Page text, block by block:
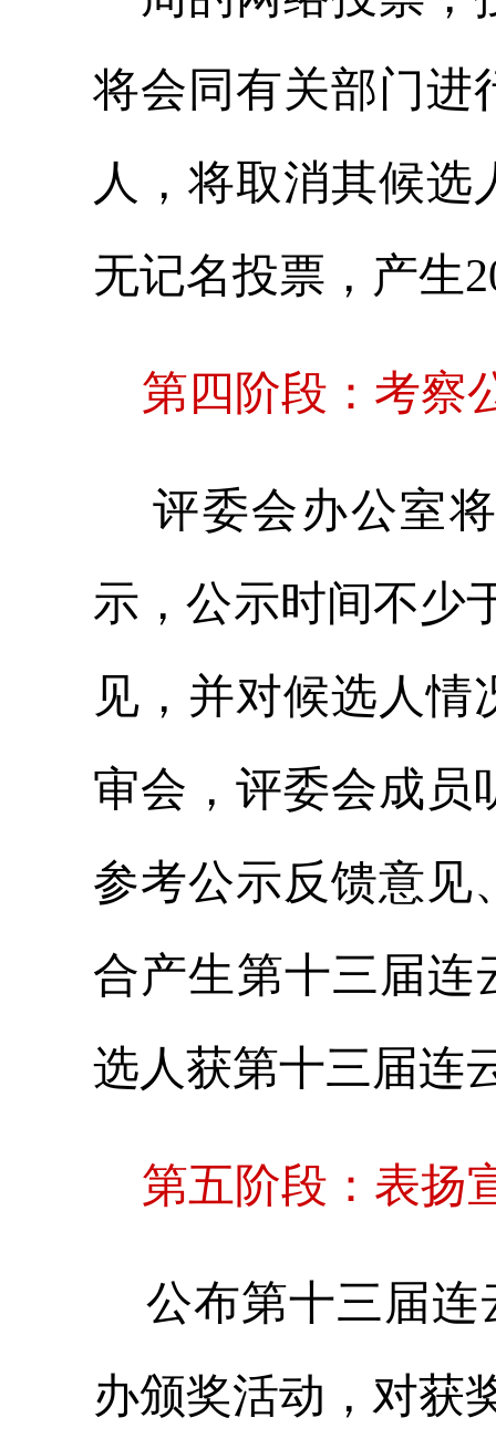
将会同有关部门进
人，将取消其候
无记名投票，产生
第四阶段：考察
评委会办公室将
示，公示时间不少
见，并对候选人
审会，评委会成员
参考公示反馈意见
合产生第十三届连
选人获第十三届连
第五阶段：表扬
公布第十三届连
办颁奖活动，对获